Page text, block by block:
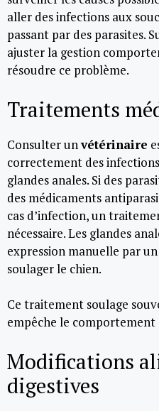
aller des infections aux
passant par des parasites.
ajuster la gestion
résoudre ce problème.
Traitements
Consulter unvétérinaire
correctement des
glandes anales. Si des
des médicaments
cas d’infection, un
nécessaire. Les glandes
expression manuelle par
soulager le chien.
Ce traitement soulage
empêche le comportement
Modifications
digestives